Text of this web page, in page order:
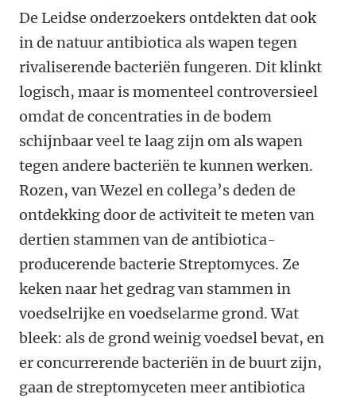
De Leidse onderzoekers ontdekten dat ook
in de natuur antibiotica als wapen tegen
rivaliserende bacteriën fungeren. Dit klinkt
logisch, maar is momenteel controversieel
omdat de concentraties in de bodem
schijnbaar veel te laag zijn om als wapen
tegen andere bacteriën te kunnen werken.
Rozen, van Wezel en collega’s deden de
ontdekking door de activiteit te meten van
dertien stammen van de antibiotica-
producerende bacterie Streptomyces. Ze
keken naar het gedrag van stammen in
voedselrijke en voedselarme grond. Wat
bleek: als de grond weinig voedsel bevat, en
er concurrerende bacteriën in de buurt zijn,
gaan de streptomyceten meer antibiotica